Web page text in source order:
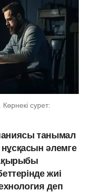
сурет:
танымал
әлемге
жиі
деп